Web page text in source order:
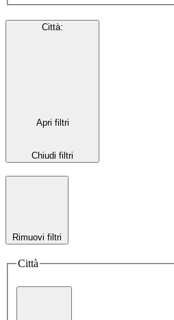
Città:
Apri filtri
Chiudi filtri
Rimuovi filtri
Città